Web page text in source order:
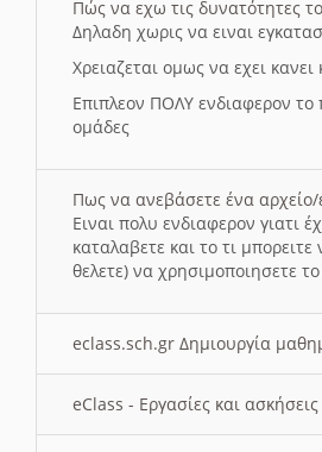
Πώς να εχω τις δυνατότητες
Δηλαδη χωρις να ειναι
Χρειαζεται ομως να εχει
Επιπλεον ΠΟΛΥ ενδιαφερον
ομάδες
Πως να ανεβάσετε ένα
Ειναι πολυ ενδιαφερον
καταλαβετε και το τι
θελετε) να χρησιμοποιησετε
eclass.sch.gr Δημιουργία
eClass - Εργασίες και ασκήσεις